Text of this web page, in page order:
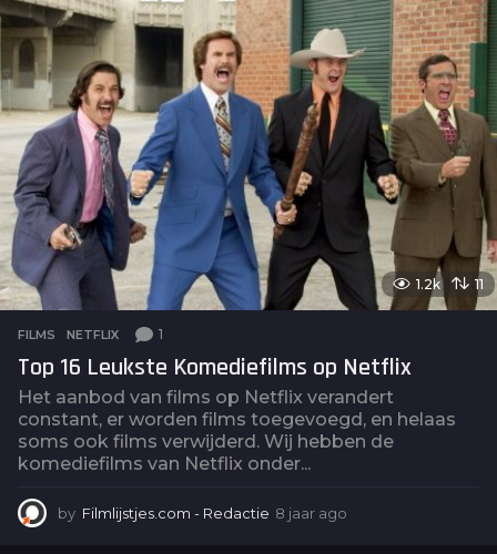
1.2k 11
FILMS ,NETFLIX 1
Top 16 Leukste Komediefilms op Netflix
Het aanbod van films op Netflix verandert
constant, er worden films toegevoegd, en helaas
soms ook films verwijderd. Wij hebben de
komediefilms van Netflix onder...
by Filmlijstjes.com - Redactie 8 jaar ago